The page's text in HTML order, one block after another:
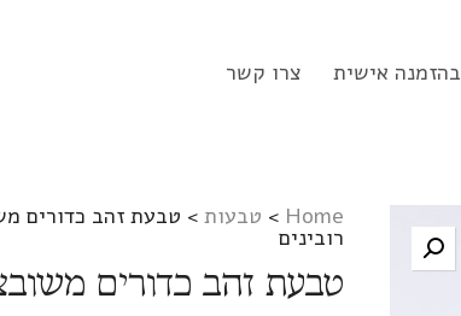
בהזמנה אישית צרו קשר
Home
> טבעות > טבעת זהב כדורים
רובינים
טבעת זהב כדורים